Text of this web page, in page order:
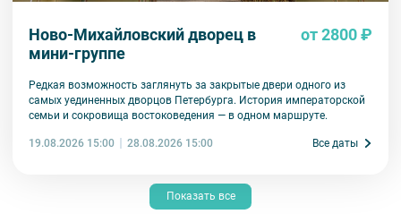
Ново-Михайловский дворец в
мини-группе
от 2800 ₽
Редкая возможность заглянуть за закрытые двери одного из
самых уединенных дворцов Петербурга. История императорской
семьи и сокровища востоковедения — в одном маршруте.
19.08.2026 15:00 28.08.2026 15:00 Все даты
Показать все